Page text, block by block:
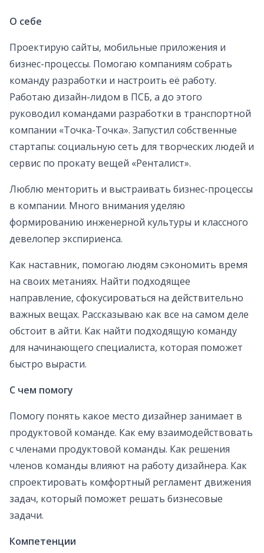
О себе
Проектирую сайты, мобильные приложения и
бизнес-процессы. Помогаю компаниям собрать
команду разработки и настроить её работу.
Работаю дизайн-лидом в ПСБ, а до этого
руководил командами разработки в транспортной
компании «Точка-Точка». Запустил собственные
стартапы: социальную сеть для творческих людей и
сервис по прокату вещей «Ренталист».
Люблю менторить и выстраивать бизнес-процессы
в компании. Много внимания уделяю
формированию инженерной культуры и классного
девелопер экспириенса.
Как наставник, помогаю людям сэкономить время
на своих метаниях. Найти подходящее
направление, сфокусироваться на действительно
важных вещах. Рассказываю как все на самом деле
обстоит в айти. Как найти подходящую команду
для начинающего специалиста, которая поможет
быстро вырасти.
С чем помогу
Помогу понять какое место дизайнер занимает в
продуктовой команде. Как ему взаимодействовать
с членами продуктовой команды. Как решения
членов команды влияют на работу дизайнера. Как
спроектировать комфортный регламент движения
задач, который поможет решать бизнесовые
задачи.
Компетенции